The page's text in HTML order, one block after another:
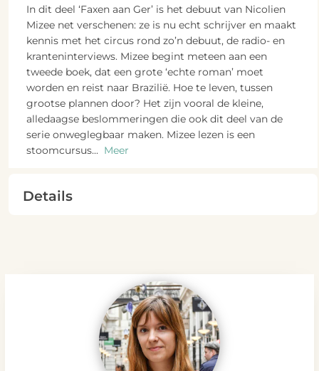
In dit deel ‘Faxen aan Ger’ is het debuut van Nicolien
Mizee net verschenen: ze is nu echt schrijver en maakt
kennis met het circus rond zo’n debuut, de radio- en
kranteninterviews. Mizee begint meteen aan een
tweede boek, dat een grote ‘echte roman’ moet
worden en reist naar Brazilië. Hoe te leven, tussen
grootse plannen door? Het zijn vooral de kleine,
alledaagse beslommeringen die ook dit deel van de
serie onweglegbaar maken. Mizee lezen is een
stoomcursus... Meer
Details